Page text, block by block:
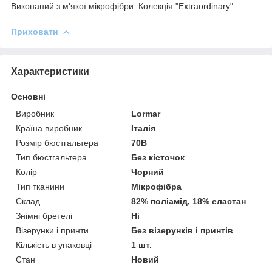
Виконаний з м'якої мікрофібри. Колекція "Extraordinary".
Приховати
Характеристики
Основні
Виробник
Lormar
Країна виробник
Італія
Розмір бюстгальтера
70B
Тип бюстгальтера
Без кісточок
Колір
Чорний
Тип тканини
Мікрофібра
Склад
82% поліамід, 18% еластан
Знімні бретелі
Ні
Візерунки і принти
Без візерунків і принтів
Кількість в упаковці
1 шт.
Стан
Новий